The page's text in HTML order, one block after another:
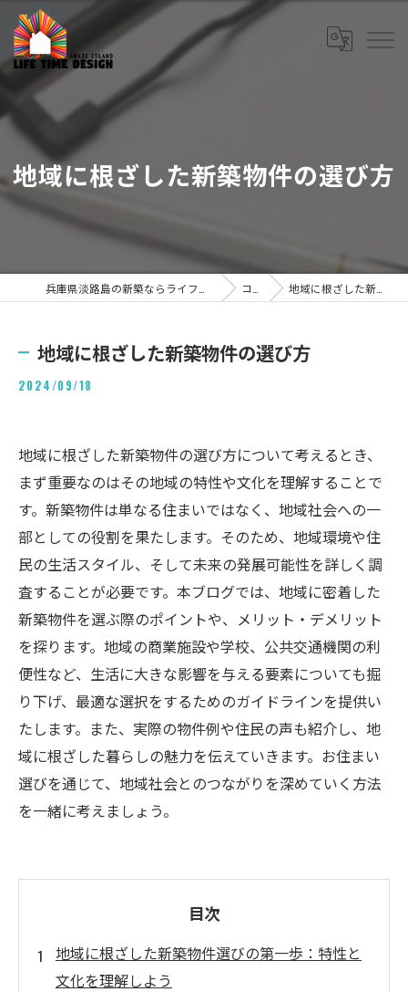
地域に根ざした新築物件の選び方
コラム 地域に根ざした新築物件の選び方
地域に根ざした新築物件の選び方
2024/09/18
地域に根ざした新築物件の選び方について考えるとき、
まず重要なのはその地域の特性や文化を理解することで
す。新築物件は単なる住まいではなく、地域社会への一
部としての役割を果たします。そのため、地域環境や住
民の生活スタイル、そして未来の発展可能性を詳しく調
査することが必要です。本ブログでは、地域に密着した
新築物件を選ぶ際のポイントや、メリット・デメリット
を探ります。地域の商業施設や学校、公共交通機関の利
便性など、生活に大きな影響を与える要素についても掘
り下げ、最適な選択をするためのガイドラインを提供い
たします。また、実際の物件例や住民の声も紹介し、地
域に根ざした暮らしの魅力を伝えていきます。お住まい
選びを通じて、地域社会とのつながりを深めていく方法
を一緒に考えましょう。
目次
地域に根ざした新築物件選びの第一歩：特性と
文化を理解しよう